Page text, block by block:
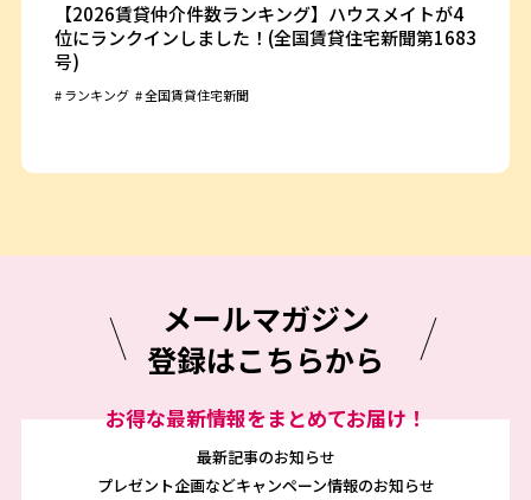
【2026賃貸仲介件数ランキング】ハウスメイトが4
位にランクインしました！(全国賃貸住宅新聞第1683
号)
ランキング 全国賃貸住宅新聞
メールマガジン
登録はこちらから
お得な最新情報をまとめてお届け！
最新記事のお知らせ
プレゼント企画などキャンペーン情報のお知らせ